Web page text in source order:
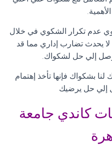
.
عدم تكرار الشكوي في خلال
ساعة حتي لا يحدث تضارب إداري مما قد
إلي حل لشكواك.
بشكواك فإنها تأخذ إهتمام
إلي حل يرضيك
كاندي جامعة